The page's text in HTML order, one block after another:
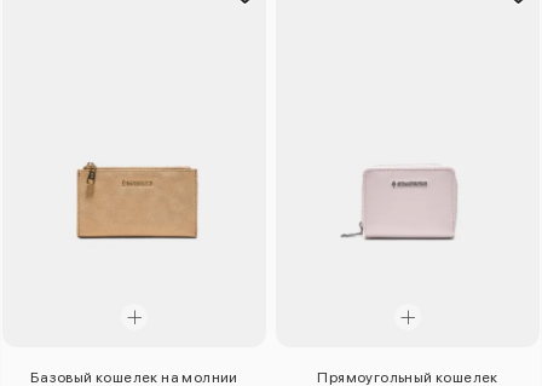
Базовый кошелек на молнии
Прямоугольный кошелек